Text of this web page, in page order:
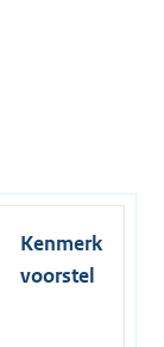
Kenmerk
voorstel